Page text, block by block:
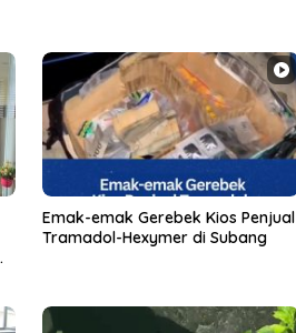
Emak-emak Gerebek Kios Penjual
Tramadol-Hexymer di Subang